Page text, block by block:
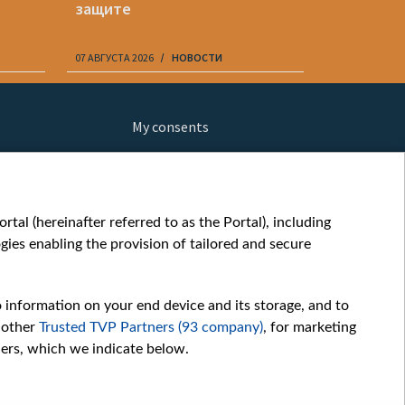
защите
07 АВГУСТА 2026 НОВОСТИ
My consents
(hereinafter referred to as the Portal), including
enabling the provision of tailored and secure
on your end device and its storage, and to
Trusted TVP Partners (93 company), for marketing
which we indicate below.